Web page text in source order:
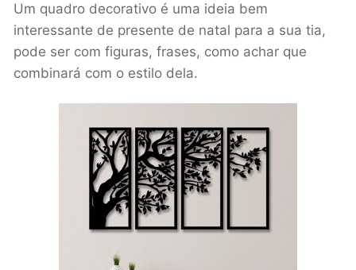
Um quadro decorativo é uma ideia bem
interessante de presente de natal para a sua tia,
pode ser com figuras, frases, como achar que
combinará com o estilo dela.